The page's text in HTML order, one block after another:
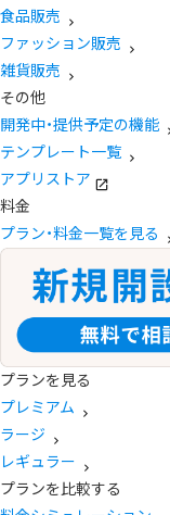
食品販売
ファッション販売
雑貨販売
その他
開発中・提供予定の機能
テンプレート一覧
アプリストア
料金
プラン・料金一覧を見る
プランを見る
プレミアム
ラージ
レギュラー
プランを比較する